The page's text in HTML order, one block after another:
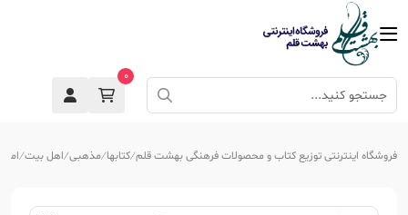
0
فروشگاه اینترنتی توزیع کتاب و محصولات فرهنگی بهشت قلم کتابها مذهبی اهل بیت